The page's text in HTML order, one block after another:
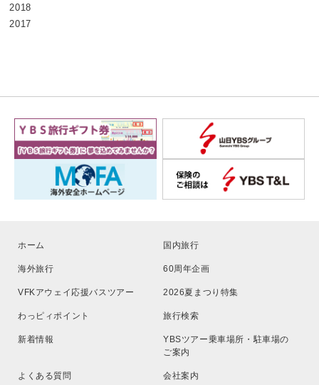
2018
2017
ホーム 国内旅行
海外旅行 60周年企画
VFKアウェイ応援バスツアー 2026夏まつり特集
わっピィポイント 旅行検索
新着情報
YBSツアー乗車場所・駐車場の
ご案内
よくある質問 会社案内